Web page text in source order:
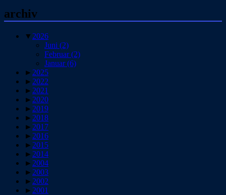
archiv
▼ 2026
Juni (2)
Februar(2)
Januar(6)
► 2025
► 2022
► 2021
► 2020
► 2019
► 2018
► 2017
► 2016
► 2015
► 2014
► 2004
► 2003
► 2002
► 2001